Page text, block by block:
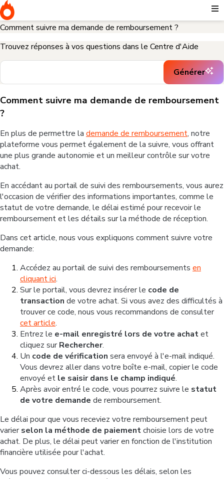
Page d'accueil
Annulation, remboursement et prélèvement non identifié
Comment suivre ma demande de remboursement ?
Trouvez réponses à vos questions dans le Centre d'Aide
Générer
Comment suivre ma demande de remboursement
?
En plus de permettre la demande de remboursement, notre
plateforme vous permet également de la suivre, vous offrant
une plus grande autonomie et un meilleur contrôle sur votre
achat.
En accédant au portail de suivi des remboursements, vous aurez
l'occasion de vérifier des informations importantes, comme le
statut de votre demande, le délai estimé pour recevoir le
remboursement et les détails sur la méthode de réception.
Dans cet article, nous vous expliquons comment suivre votre
demande:
Accédez au portail de suivi des remboursements en
cliquant ici.
Sur le portail, vous devrez insérer le code de
transaction de votre achat. Si vous avez des difficultés à
trouver ce code, nous vous recommandons de consulter
cet article.
Entrez le e-mail enregistré lors de votre achatet
cliquez surRechercher.
Un code de vérification sera envoyé à l'e-mail indiqué.
Vous devrez aller dans votre boîte e-mail, copier le code
envoyé et le saisir dans le champ indiqué.
Après avoir entré le code, vous pourrez suivre le statut
de votre demande de remboursement.
Le délai pour que vous receviez votre remboursement peut
varierselon la méthode de paiementchoisie lors de votre
achat. De plus, le délai peut varier en fonction de l'institution
financière utilisée pour l'achat.
Vous pouvez consulter ci-dessous les délais, selon les